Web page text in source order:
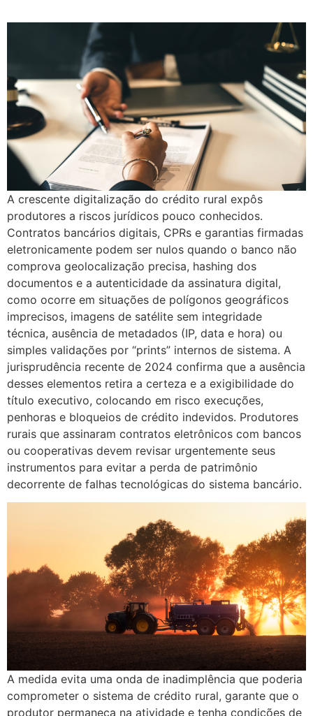
A crescente digitalização do crédito rural expôs
produtores a riscos jurídicos pouco conhecidos.
Contratos bancários digitais, CPRs e garantias firmadas
eletronicamente podem ser nulos quando o banco não
comprova geolocalização precisa, hashing dos
documentos e a autenticidade da assinatura digital,
como ocorre em situações de polígonos geográficos
imprecisos, imagens de satélite sem integridade
técnica, ausência de metadados (IP, data e hora) ou
simples validações por “prints” internos de sistema. A
jurisprudência recente de 2024 confirma que a ausência
desses elementos retira a certeza e a exigibilidade do
título executivo, colocando em risco execuções,
penhoras e bloqueios de crédito indevidos. Produtores
rurais que assinaram contratos eletrônicos com bancos
ou cooperativas devem revisar urgentemente seus
instrumentos para evitar a perda de patrimônio
decorrente de falhas tecnológicas do sistema bancário.
A medida evita uma onda de inadimplência que poderia
comprometer o sistema de crédito rural, garante que o
produtor permaneça na atividade e tenha condições de